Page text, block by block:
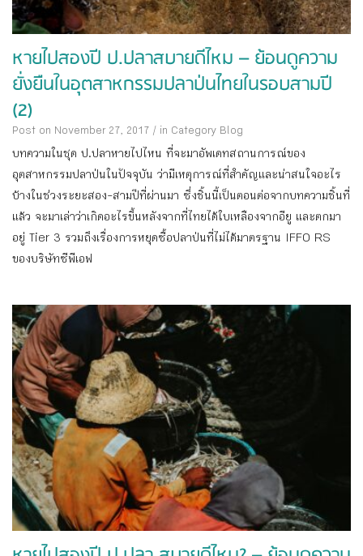
หายไปสองปี ป.ปลาสบายดีไหม – ย้อนดูความ
ยั่งยืนในอุตสาหกรรมปลาป่นไทยในรอบสามปี
(2)
Post on November 27, 2017 / in Category Blog
บทความในชุด ป.ปลาหายไปไหน ที่จะมาอัพเดทสถานการณ์ของ
อุตสาหกรรมปลาป่นในปัจจุบัน ว่ามีเหตุการณ์ที่สำคัญและน่าสนใจอะไร
บ้างในช่วงระยะสอง-สามปีที่ผ่านมา ซึ่งชิ้นนี้เป็นตอนต่อจากบทความชิ้นที่
แล้ว จะมาเล่าว่าเกิดอะไรขึ้นหลังจากที่ไทยได้ใบเหลืองจากอียู และตกมา
อยู่ Tier 3 รวมถึงเรื่องการหยุดซื้อปลาป่นที่ไม่ได้มาตรฐาน IFFO RS
ของบริษัทซีพีเอฟ